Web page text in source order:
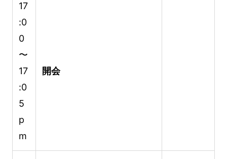
17
:0
0
〜
17
:0
5
p
m
開会